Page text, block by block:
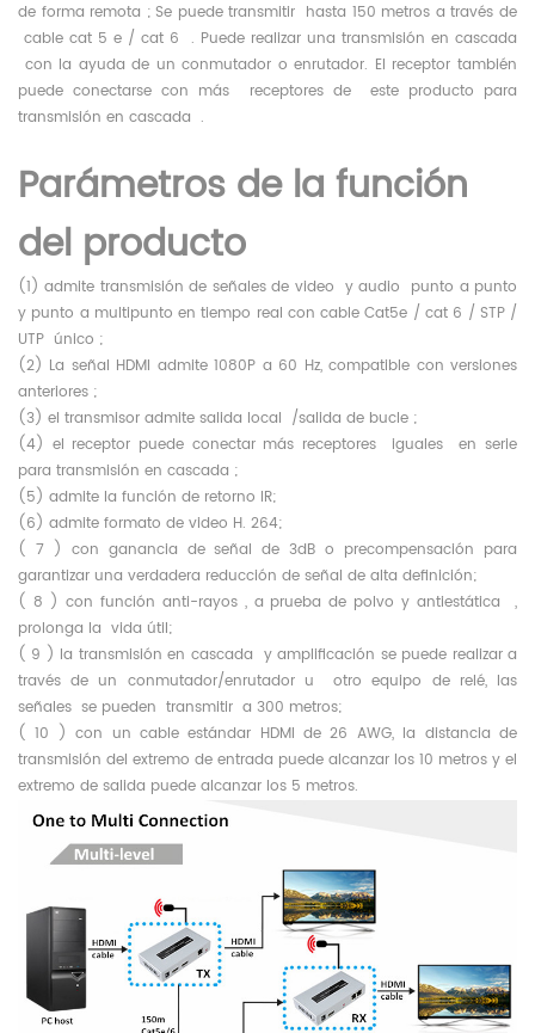
de forma remota ; Se puedetransmitir hasta 150 metros a través de
cable cat 5 e / cat 6 . Puede realizar una transmisión en cascada
con la ayuda de un conmutador o enrutador. El receptor también
puede conectarse con más receptores deeste producto para
transmisión en cascada .
Parámetros de la función
del producto
(1) admite transmisión de señales de video y audio punto a punto
y punto a multipunto en tiempo real concableCat5e / cat 6 / STP /
UTP único ;
(2) La señal HDMI admite 1080P a 60 Hz, compatible con versiones
anteriores ;
(3) el transmisor admite salida local /salida de bucle ;
(4) el receptor puede conectar más receptoresiguales en serie
para transmisión en cascada ;
(5) admite la función de retorno IR;
(6) admite formato de video H. 264;
( 7) con ganancia de señal de 3dB o precompensación para
garantizar una verdadera reducción de señal de alta definición;
( 8 ) con función anti-rayos, a pruebade polvo y antiestática ,
prolonga la vida útil;
( 9 ) la transmisiónen cascada y amplificación se puede realizara
través de un conmutador/enrutador u otro equipo de relé, las
señales se pueden transmitir a 300 metros;
(10 ) con un cable estándar HDMI de 26 AWG, la distancia de
transmisión del extremo de entrada puede alcanzar los 10 metros y el
extremo de salida puede alcanzar los 5 metros.